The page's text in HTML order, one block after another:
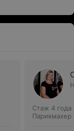
Стаж 4 года
Парикмахер